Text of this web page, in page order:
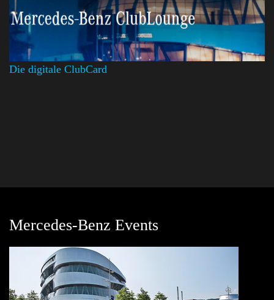
Die digitale ClubCard
Mercedes-Benz Events